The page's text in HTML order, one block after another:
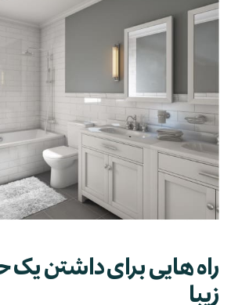
راه‌ هایی برای داشتن یک
زیبا